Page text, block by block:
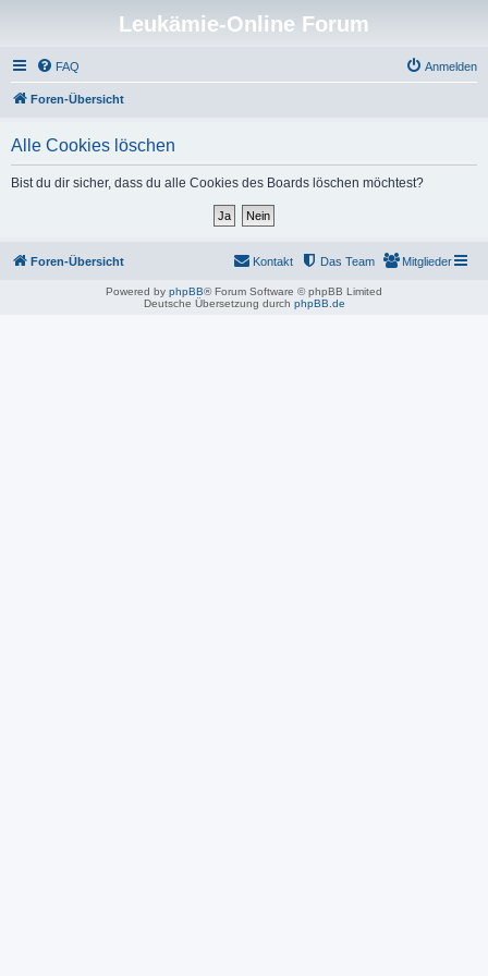
Leukämie-Online Forum
FAQ Anmelden
Foren-Übersicht
Alle Cookies löschen
Bist du dir sicher, dass du alle Cookies des Boards löschen möchtest?
Foren-Übersicht Mitglieder
Das Team
Kontakt
Powered by phpBB® Forum Software © phpBB Limited
Deutsche Übersetzung durch phpBB.de